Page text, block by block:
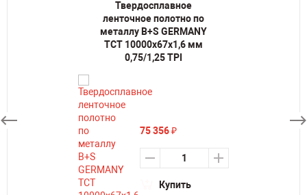
Твердосплавное
ленточное полотно по
металлу B+S GERMANY
TCT 10000х67х1,6 мм
0,75/1,25 TPI
75 356₽
Купить